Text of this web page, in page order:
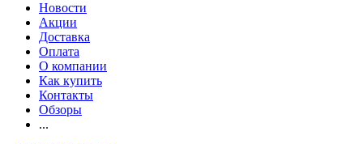
Новости
Акции
Доставка
Оплата
О компании
Как купить
Контакты
Обзоры
...